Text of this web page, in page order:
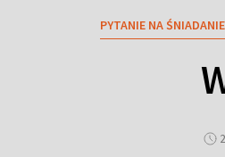
PYTANIE NA ŚNIADANIE